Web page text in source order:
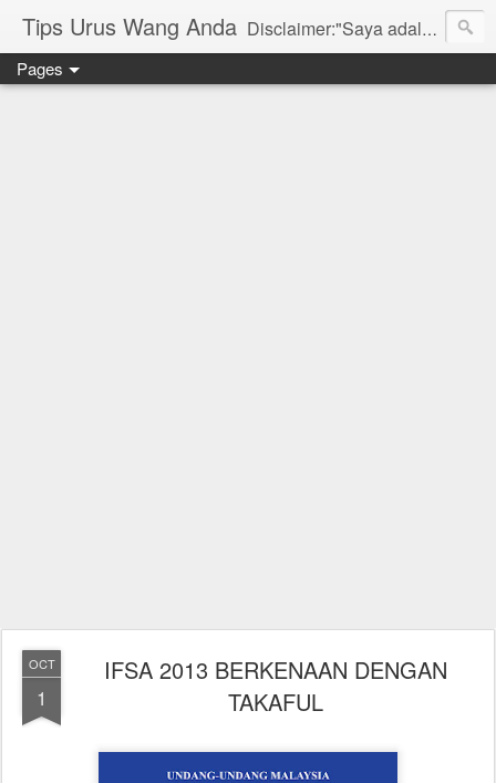
Tips Urus Wang Anda Disclaimer:"Saya adalah seorang agent di bawah agensi yang mewakili Syarikat PruBSN Takaful Bhd. Maklumat di dlm blog ini hanyalah penerangan ringkas dan berdasarkan pendapat peribadi saya dan bukan sebahagian daripada sijil. Saya dan syarikat PruBSN tidak akan bertanggungjawab sekiranya terdapat salah faham dalam apa yang disampaikan. Anda dinasihatkan untuk berjumpa terus dgn wakil sah utk mendapatkan penerangan yang lebih terperinci. Sila layari web rasmi di www.prubsn.com.my"
Pages
OCT
1
IFSA 2013 BERKENAAN DENGAN
TAKAFUL